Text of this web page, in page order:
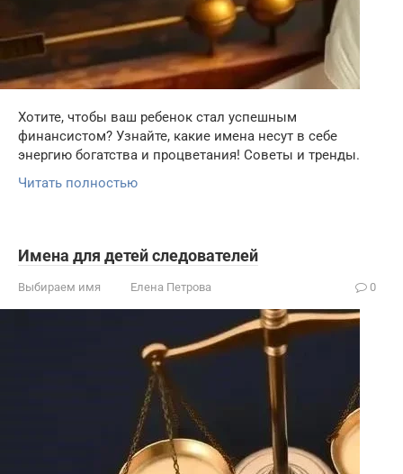
Хотите, чтобы ваш ребенок стал успешным
финансистом? Узнайте, какие имена несут в себе
энергию богатства и процветания! Советы и тренды.
Читать полностью
Имена для детей следователей
Выбираем имя Елена Петрова 0